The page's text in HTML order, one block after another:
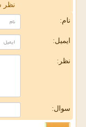
نظر
نام:
ایمیل:
نظر:
سوال: